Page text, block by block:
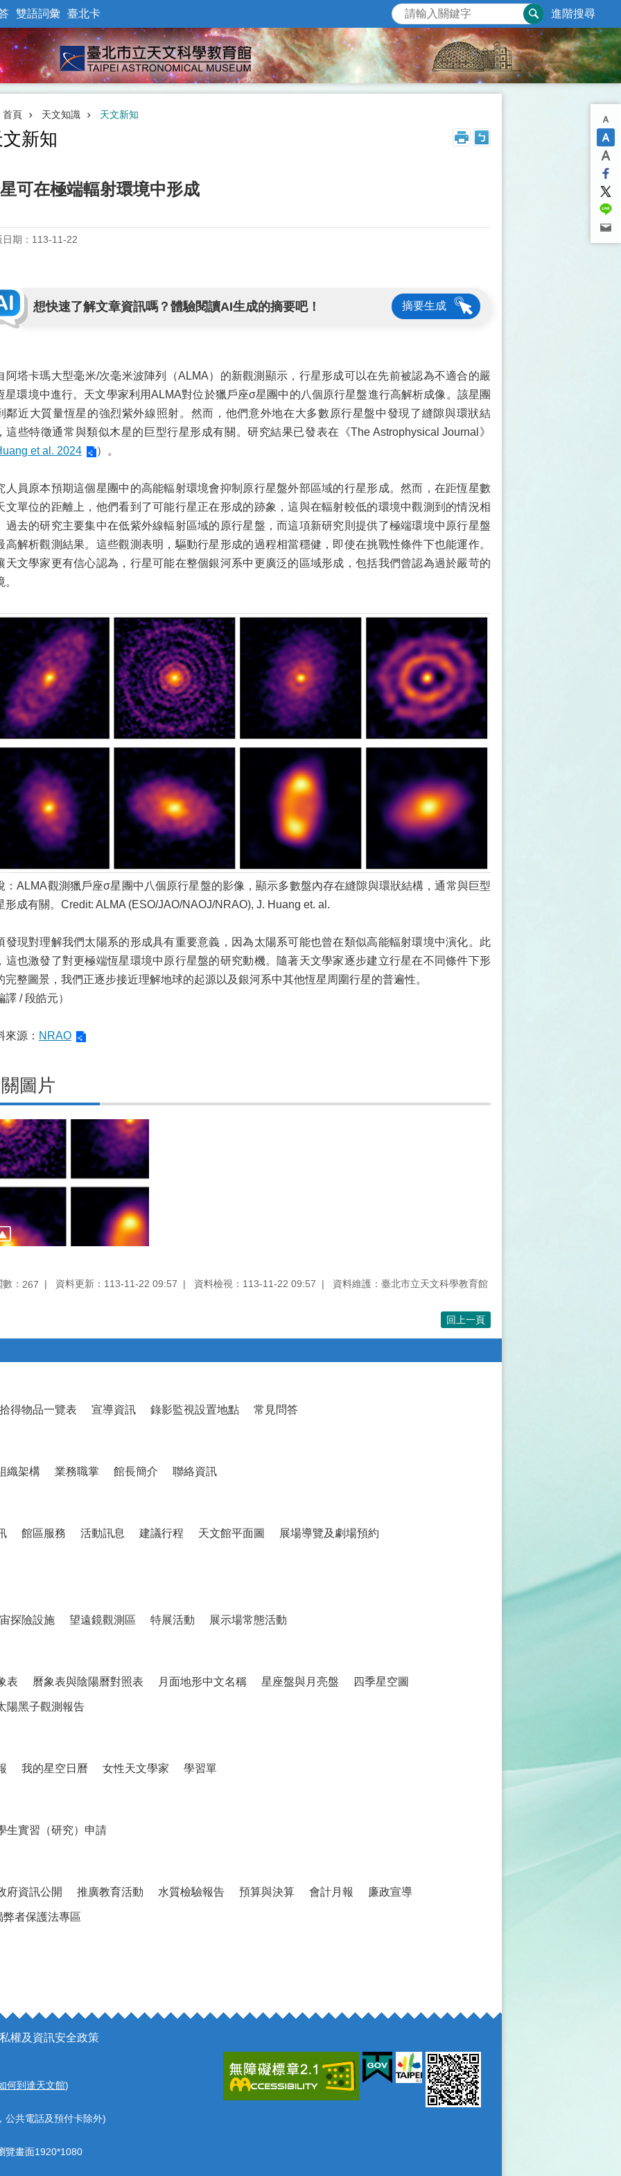
雙語詞彙 臺北卡 進階搜尋
首頁 天文知識 天文新知
新知
可在極端輻射環境中形成
日期：113-11-22
想快速了解文章資訊嗎？體驗閱讀AI生成的摘要吧！ 摘要生成
阿塔卡瑪大型毫米/次毫米波陣列（ALMA）的新觀測顯示，行星形成可以在先前被認為不適合的嚴
星環境中進行。天文學家利用ALMA對位於獵戶座σ星團中的八個原行星盤進行高解析成像。該星團
鄰近大質量恆星的強烈紫外線照射。然而，他們意外地在大多數原行星盤中發現了縫隙與環狀結
這些特徵通常與類似木星的巨型行星形成有關。研究結果已發表在《The Astrophysical Journal》
et al. 2024
）。
人員原本預期這個星團中的高能輻射環境會抑制原行星盤外部區域的行星形成。然而，在距恆星數
文單位的距離上，他們看到了可能行星正在形成的跡象，這與在輻射較低的環境中觀測到的情況相
過去的研究主要集中在低紫外線輻射區域的原行星盤，而這項新研究則提供了極端環境中原行星盤
高解析觀測結果。這些觀測表明，驅動行星形成的過程相當穩健，即使在挑戰性條件下也能運作。
天文學家更有信心認為，行星可能在整個銀河系中更廣泛的區域形成，包括我們曾認為過於嚴苛的
：ALMA觀測獵戶座σ星團中八個原行星盤的影像，顯示多數盤內存在縫隙與環狀結構，通常與巨型
形成有關。Credit: ALMA (ESO/JAO/NAOJ/NRAO), J. Huang et. al.
發現對理解我們太陽系的形成具有重要意義，因為太陽系可能也曾在類似高能輻射環境中演化。此
這也激發了對更極端恆星環境中原行星盤的研究動機。隨著天文學家逐步建立行星在不同條件下形
完整圖景，我們正逐步接近理解地球的起源以及銀河系中其他恆星周圍行星的普遍性。
譯 / 段皓元）
來源： NRAO
圖片
： 267 資料更新：113-11-22 09:57 資料檢視：113-11-22 09:57 資料維護：臺北市立天文科學教育館
回上一頁
拾得物品一覽表 宣導資訊 錄影監視設置地點 常見問答
織架構 業務職掌 館長簡介 聯絡資訊
館區服務 活動訊息 建議行程 天文館平面圖 展場導覽及劇場預約
探險設施 望遠鏡觀測區 特展活動 展示場常態活動
表 曆象表與陰陽曆對照表 月面地形中文名稱 星座盤與月亮盤 四季星空圖
陽黑子觀測報告
我的星空日曆 女性天文學家 學習單
生實習（研究）申請
府資訊公開 推廣教育活動 水質檢驗報告 預算與決算 會計月報 廉政宣導
弊者保護法專區
權及資訊安全政策
何到達天文館)
公共電話及預付卡除外)
覽畫面1920*1080